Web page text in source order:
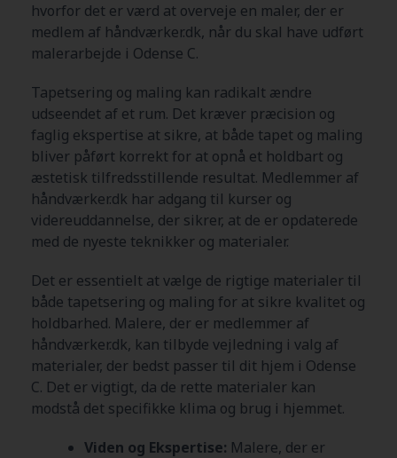
hvorfor det er værd at overveje en maler, der er
medlem af håndværker.dk, når du skal have udført
malerarbejde i Odense C.
Tapetsering og maling kan radikalt ændre
udseendet af et rum. Det kræver præcision og
faglig ekspertise at sikre, at både tapet og maling
bliver påført korrekt for at opnå et holdbart og
æstetisk tilfredsstillende resultat. Medlemmer af
håndværker.dk har adgang til kurser og
videreuddannelse, der sikrer, at de er opdaterede
med de nyeste teknikker og materialer.
Det er essentielt at vælge de rigtige materialer til
både tapetsering og maling for at sikre kvalitet og
holdbarhed. Malere, der er medlemmer af
håndværker.dk, kan tilbyde vejledning i valg af
materialer, der bedst passer til dit hjem i Odense
C. Det er vigtigt, da de rette materialer kan
modstå det specifikke klima og brug i hjemmet.
Viden og Ekspertise: Malere, der er